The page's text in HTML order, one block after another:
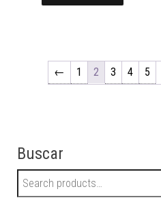
← 1 2 3 4 5
Buscar
Search for: